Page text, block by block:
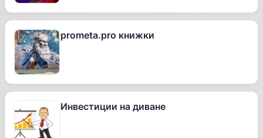
prometa.pro книжки
Инвестиции на диване